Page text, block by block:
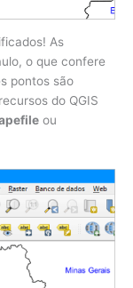
As
o que confere
pontos são
do QGIS
ou